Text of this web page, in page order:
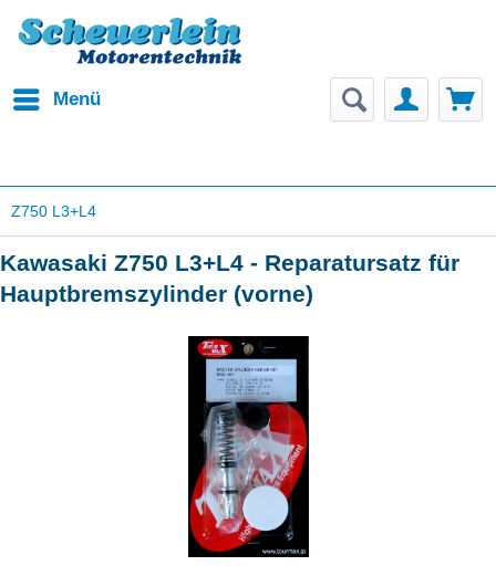
Menü
Z750 L3+L4
Kawasaki Z750 L3+L4 - Reparatursatz für
Hauptbremszylinder (vorne)